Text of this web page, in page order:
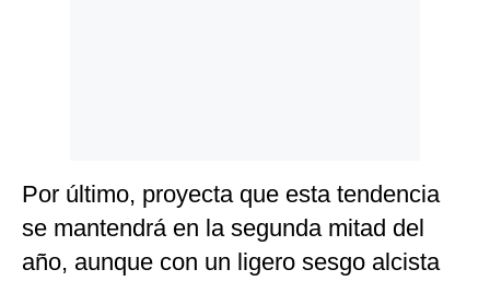
Por último, proyecta que esta tendencia
se mantendrá en la segunda mitad del
año, aunque con un ligero sesgo alcista